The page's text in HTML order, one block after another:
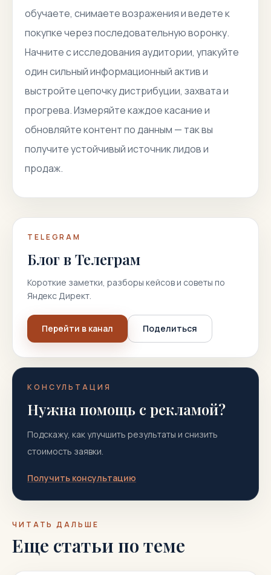
обучаете, снимаете возражения и ведете к
покупке через последовательную воронку.
Начните с исследования аудитории, упакуйте
один сильный информационный актив и
выстройте цепочку дистрибуции, захвата и
прогрева. Измеряйте каждое касание и
обновляйте контент по данным — так вы
получите устойчивый источник лидов и
продаж.
TELEGRAM
Блог в Телеграм
Короткие заметки, разборы кейсов и советы по
Яндекс Директ.
Перейти в канал Поделиться
КОНСУЛЬТАЦИЯ
Нужна помощь с рекламой?
Подскажу, как улучшить результаты и снизить
стоимость заявки.
Получить консультацию
ЧИТАТЬ ДАЛЬШЕ
Еще статьи по теме